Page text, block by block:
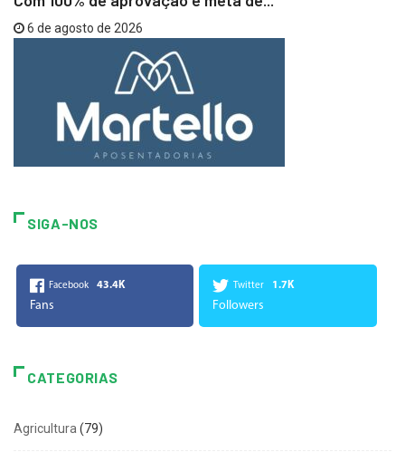
6 de agosto de 2026
SIGA-NOS
Facebook 43.4K
Fans
Twitter 1.7K
Followers
CATEGORIAS
Agricultura(79)